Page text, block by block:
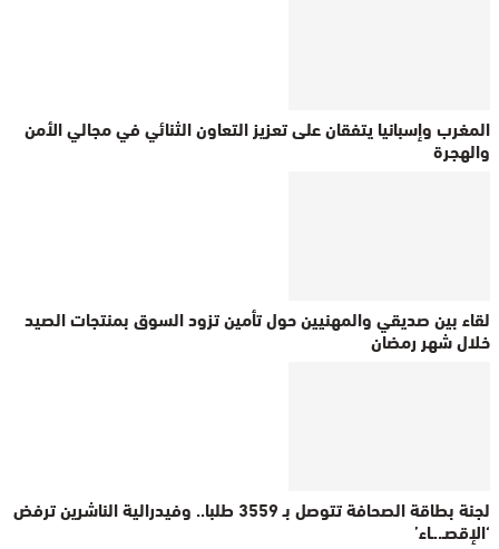
المغرب وإسبانيا يتفقان على تعزيز التعاون الثنائي في مجالي الأمن
والهجرة
لقاء بين صديقي والمهنيين حول تأمين تزود السوق بمنتجات الصيد
خلال شهر رمضان
لجنة بطاقة الصحافة تتوصل بـ 3559 طلبا.. وفيدرالية الناشرين ترفض
‘الإقصـ..ـاء’